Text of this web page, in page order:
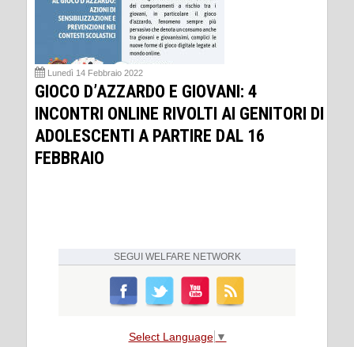
Lunedì 14 Febbraio 2022
GIOCO D’AZZARDO E GIOVANI: 4
INCONTRI ONLINE RIVOLTI AI GENITORI DI
ADOLESCENTI A PARTIRE DAL 16
FEBBRAIO
SEGUI WELFARE NETWORK
Select Language ▼